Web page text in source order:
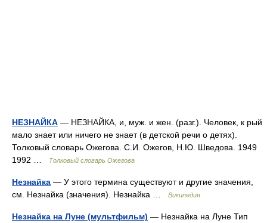
НЕЗНАЙКА — НЕЗНАЙКА, и, муж. и жен. (разг.). Человек, к рый
мало знает или ничего не знает (в детской речи о детях).
Толковый словарь Ожегова. С.И. Ожегов, Н.Ю. Шведова. 1949
1992 …
Толковый словарь Ожегова
Незнайка — У этого термина существуют и другие значения,
см. Незнайка (значения). Незнайка …
Википедия
Незнайка на Луне (мультфильм) — Незнайка на Луне Тип